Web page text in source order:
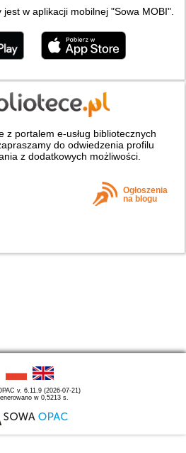
w aplikacji mobilnej "Sowa MOBI".
z portalem e-usług bibliotecznych
do odwiedzenia profilu
z dodatkowych możliwości.
Ogłoszenia
na blogu
v. 6.11.9 (2026-07-21)
w 0,5213 s.